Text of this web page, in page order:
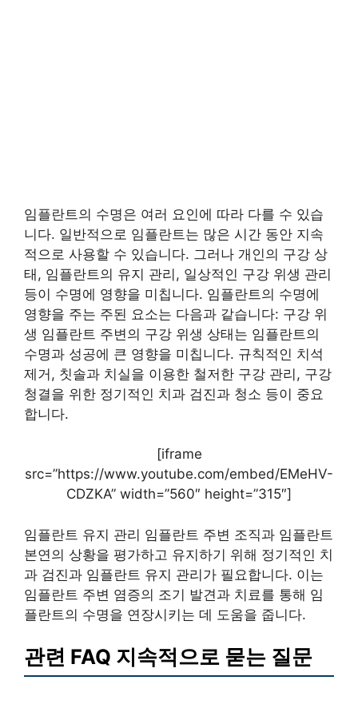
임플란트의 수명은 여러 요인에 따라 다를 수 있습
니다. 일반적으로 임플란트는 많은 시간 동안 지속
적으로 사용할 수 있습니다. 그러나 개인의 구강 상
태, 임플란트의 유지 관리, 일상적인 구강 위생 관리
등이 수명에 영향을 미칩니다. 임플란트의 수명에
영향을 주는 주된 요소는 다음과 같습니다: 구강 위
생 임플란트 주변의 구강 위생 상태는 임플란트의
수명과 성공에 큰 영향을 미칩니다. 규칙적인 치석
제거, 칫솔과 치실을 이용한 철저한 구강 관리, 구강
청결을 위한 정기적인 치과 검진과 청소 등이 중요
합니다.
[iframe
src=”https://www.youtube.com/embed/EMeHV-
CDZKA” width=”560″ height=”315″]
임플란트 유지 관리 임플란트 주변 조직과 임플란트
본연의 상황을 평가하고 유지하기 위해 정기적인 치
과 검진과 임플란트 유지 관리가 필요합니다. 이는
임플란트 주변 염증의 조기 발견과 치료를 통해 임
플란트의 수명을 연장시키는 데 도움을 줍니다.
관련 FAQ 지속적으로 묻는 질문